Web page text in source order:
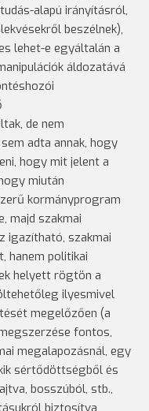
alapú irányításról,
beszélnek),
lehet-e egyáltalán a
áldozatává
de nem
adta annak, hogy
hogy mit jelent a
miután
kormányprogram
majd szakmai
igazítható, szakmai
hanem politikai
helyett rögtön a
ilyesmivel
megelőzően (a
fontos,
megalapozásnál, egy
sértődöttségből és
bosszúból, stb.,
biztosítva,